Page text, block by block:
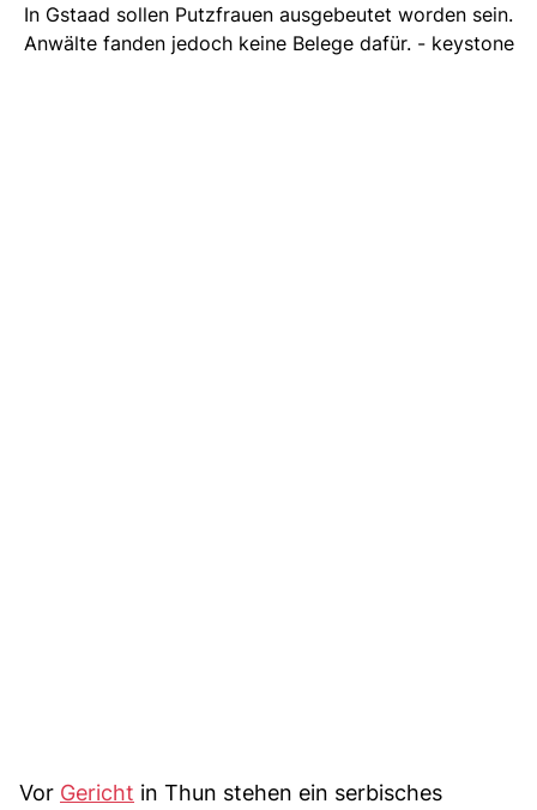
In Gstaad sollen Putzfrauen ausgebeutet worden sein.
Anwälte fanden jedoch keine Belege dafür. - keystone
Vor Gericht in Thun stehen ein serbisches